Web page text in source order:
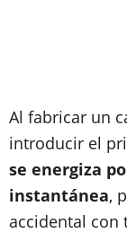
Al fabricar un
introducir el
se energiza
instantánea,
accidental con